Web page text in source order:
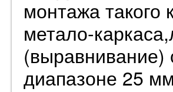
монтажа
метало-
(выравнивание)
диапазоне 25